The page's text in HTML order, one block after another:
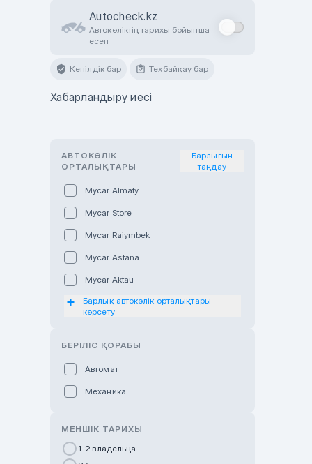
Autocheck.kz
Автокөліктің тарихы бойынша
есеп
Кепілдік бар Техбайқау бар
Хабарландыру иесі
АВТОКӨЛІК
ОРТАЛЫҚТАРЫ
Барлығын
таңдау
Mycar Almaty
Mycar Store
Mycar Raiymbek
Mycar Astana
Mycar Aktau
Mycar Uralsk
Haval & Tank Pavlodar
Bavaria Almaty
Mycar Shymkent
Барлық автокөлік орталықтары
көрсету
БЕРІЛІС ҚОРАБЫ
Автомат
Механика
МЕНШІК ТАРИХЫ
1-2 владельца